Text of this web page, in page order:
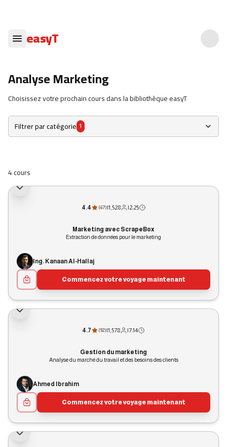
easyT
Analyse Marketing
Choisissez votre prochain cours dans la bibliothèque easyT
Filtrer par catégorie 1
4 cours
4.4 (67)|1,528 |2:25
Marketing avec ScrapeBox
Extraction de données pour le marketing
Ing. Kanaan Al-Hallaj
Commencez votre voyage maintenant
4.7 (92)|1,578 |7:14
Gestion du marketing
Analyse du marché du travail et des besoins des clients
Ahmed Ibrahim
Commencez votre voyage maintenant